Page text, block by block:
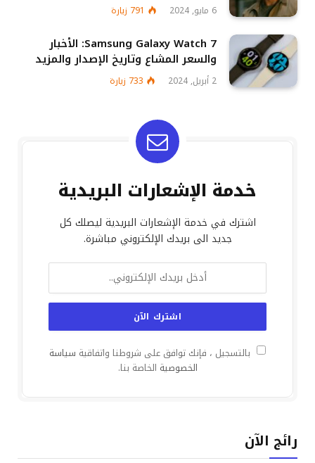
6 مايو, 2024 791 زيارة
Samsung Galaxy Watch 7: الأخبار
والسعر المشاع وتاريخ الإصدار والمزيد
2 أبريل, 2024 733 زيارة
خدمة الإشعارات البريدية
اشترك في خدمة الإشعارات البريدية ليصلك كل
جديد الى بريدك الإلكتروني مباشرة.
بالتسجيل ، فإنك توافق على شروطنا واتفاقية سياسة
الخصوصية الخاصة بنا.
رائج الآن